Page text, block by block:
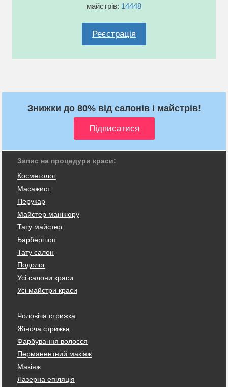
майстрів: 14448
Реєстрація
Знижки до 80% від салонів і майстрів!
Запис на процедури краси:
Косметолог
Масажист
Перукар
Майстер манікюру
Тату майстер
Барбершоп
Тату салон
Подолог
Усі салони краси
Усі майстри краси
Чоловіча стрижка
Жіноча стрижка
Фарбування волосся
Перманентний макіяж
Макіяж
Лазерна епіляція